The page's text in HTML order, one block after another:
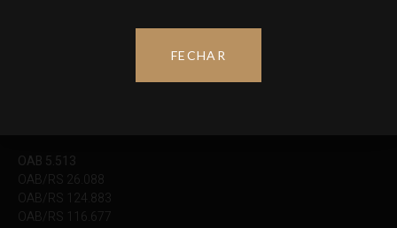
OAB 5.513
OAB/RS 26.088
OAB/RS 124.883
OAB/RS 116.677
FECHAR